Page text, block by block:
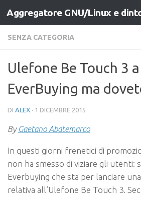
Salta al contenuto
Aggregatore GNU/Linux e
SENZA CATEGORIA
Ulefone Be Touch 3
EverBuying ma
DI ALEX · 1 DICEMBRE 2015
By Gaetano Abatemarco
In questi giorni frenetici di
non ha smesso di viziare gli utenti:
Everbuying che sta per lanciare
relativa all’Ulefone Be Touch 3.